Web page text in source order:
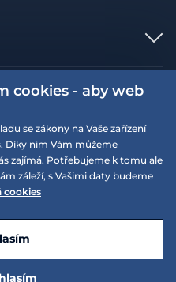
klubu
Po
SIMPLIA.cz
cookies - aby web
se zákony na Vaše zařízení
Díky nim Vám můžeme
zajímá. Potřebujeme k tomu ale
záleží, s Vašimi daty budeme
cookies